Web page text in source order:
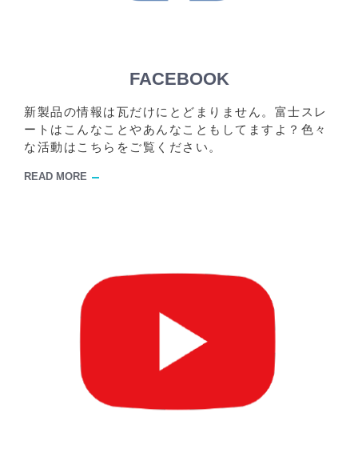
FACEBOOK
新製品の情報は瓦だけにとどまりません。富士スレ
ートはこんなことやあんなこともしてますよ？色々
な活動はこちらをご覧ください。
READ MORE